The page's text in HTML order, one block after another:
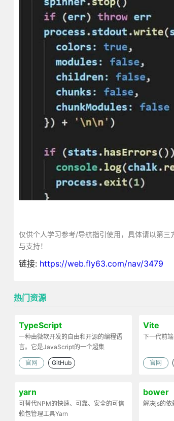
仅供个人学习参考/导航指引使用，具体请以第
与支持！
链接: https://web.fly63.com/nav/3479
热门资源
TypeScript
一种由微软开发的自由和开源的编程语
言。它是JavaScript的一个超集
官网 GitHub
Vite
下一代前
官网
yarn
可替代NPM的快速、可靠、安全的可信
赖包管理工具Yarn
bower
解决js的依